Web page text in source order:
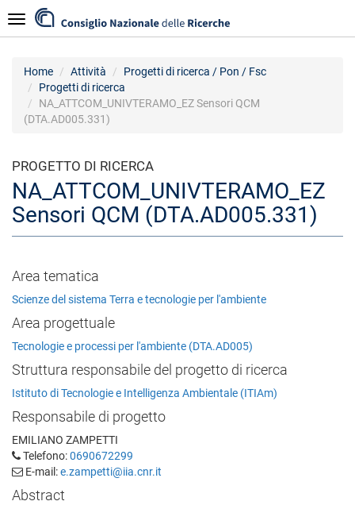
al
contenuto
Navigazione
Home Attività
Progetti di ricerca / Pon / Fsc
Progetti di ricerca
NA_ATTCOM_UNIVTERAMO_EZ Sensori QCM
(DTA.AD005.331)
PROGETTO DI RICERCA
NA_ATTCOM_UNIVTERAMO_EZ
Sensori QCM (DTA.AD005.331)
Area tematica
Scienze del sistema Terra e tecnologie per l'ambiente
Area progettuale
Tecnologie e processi per l'ambiente (DTA.AD005)
Struttura responsabile del progetto di ricerca
Istituto di Tecnologie e Intelligenza Ambientale (ITIAm)
Responsabile di progetto
EMILIANO ZAMPETTI
Telefono:0690672299
E-mail:e.zampetti@iia.cnr.it
Abstract